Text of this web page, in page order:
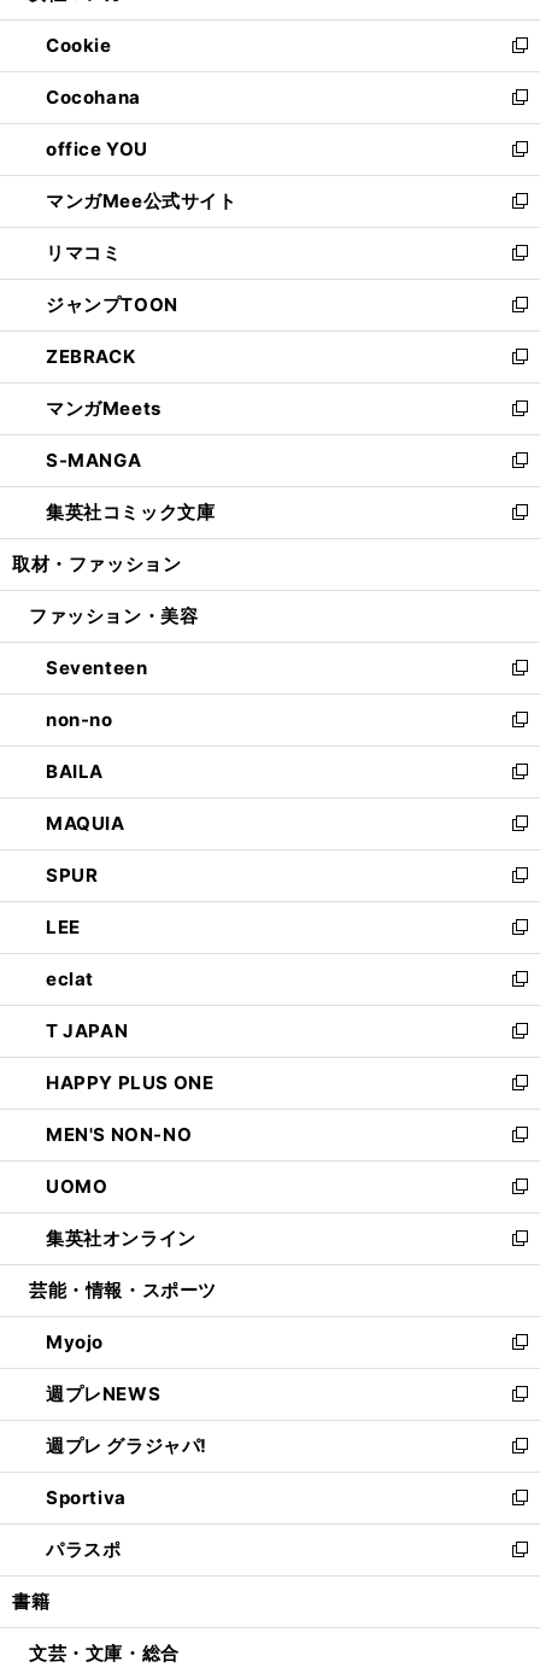
開
く
ウ
で
開
く
ン
ド
ウ
で
開
く
ウ
ィ
ン
ド
ウ
で
開
く
Cookie
新
し
い
ウ
ィ
ン
ド
ウ
で
開
く
Cocohana
新
し
い
ウ
ィ
ン
ド
ウ
で
開
く
office YOU
新
し
い
ウ
ィ
ン
ド
ウ
で
開
く
マンガMee公式サイト
新
し
い
ウ
ィ
ン
ド
ウ
で
開
く
リマコミ
新
し
い
ウ
ィ
ン
ド
ウ
で
開
く
ジャンプTOON
新
し
い
ウ
ィ
ン
ド
ウ
で
開
ZEBRACK
新
し
い
ウ
ィ
ン
ド
ウ
開
マンガMeets
新
し
い
ウ
ィ
ン
ウ
開
く
S-MANGA
新
し
い
ウ
ン
ウ
で
開
く
集英社コミック文庫
新
し
ウ
ン
ド
ウ
で
開
く
取材・ファッション
ファッション・美容
Seventeen
新
し
い
ウ
ィ
ン
ド
ウ
で
開
く
non-no
新
し
い
ウ
ィ
ン
ド
ウ
で
開
く
BAILA
新
し
い
ウ
ィ
ン
ド
ウ
で
開
く
MAQUIA
新
し
い
ウ
ィ
ン
ド
ウ
で
開
く
SPUR
新
し
い
ウ
ィ
ン
ド
ウ
で
開
く
LEE
新
し
い
ウ
ィ
ン
ド
ウ
で
開
く
eclat
新
し
い
ウ
ィ
ン
ド
ウ
で
開
く
T JAPAN
新
し
い
ウ
ィ
ン
ド
ウ
で
開
HAPPY PLUS ONE
新
し
い
ウ
ィ
ン
ド
ウ
開
く
MEN'S NON-NO
新
し
い
ウ
ィ
ン
ウ
で
開
く
UOMO
新
し
い
ウ
ン
ド
ウ
で
開
く
集英社オンライン
新
し
ウ
ィ
ン
ド
ウ
で
開
く
芸能・情報・スポーツ
Myojo
新
し
い
ウ
ィ
ン
ド
ウ
で
開
週プレNEWS
新
し
い
ウ
ィ
ン
ド
ウ
開
週プレ グラジャパ!
新
し
い
ウ
ィ
ン
ウ
Sportiva
新
し
い
ウ
ン
パラスポ
新
し
ウ
書籍
文芸・文庫・総合